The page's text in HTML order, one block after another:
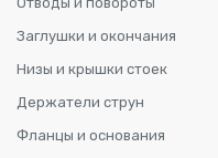
Заглушки и окончания
Низы и крышки стоек
Держатели струн
Фланцы и основания